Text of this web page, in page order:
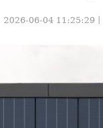
2026-06-04 11:25:29丨